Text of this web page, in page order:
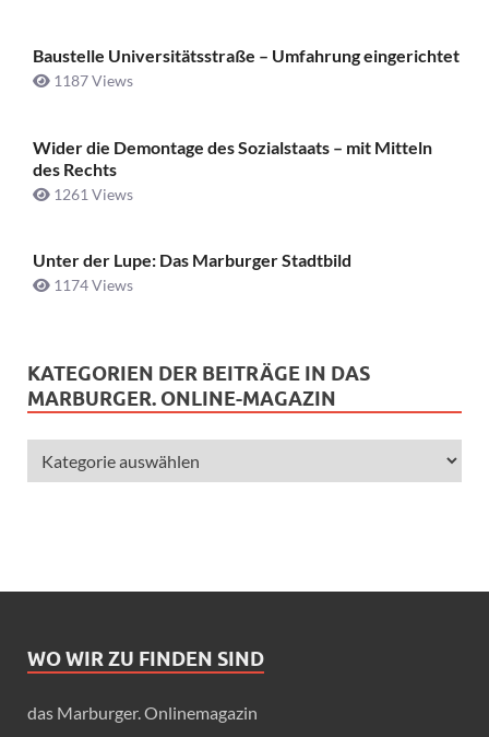
Baustelle Universitätsstraße ­– Umfahrung eingerichtet
1187 Views
Wider die Demontage des Sozialstaats – mit Mitteln
des Rechts
1261 Views
Unter der Lupe: Das Marburger Stadtbild
1174 Views
KATEGORIEN DER BEITRÄGE IN DAS
MARBURGER. ONLINE-MAGAZIN
WO WIR ZU FINDEN SIND
das Marburger. Onlinemagazin